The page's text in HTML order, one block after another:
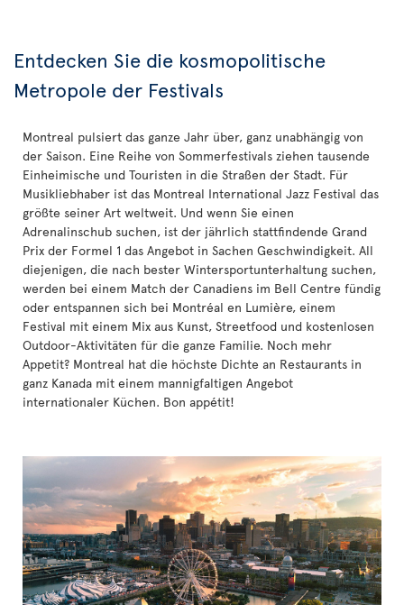
Entdecken Sie die kosmopolitische
Metropole der Festivals
Montreal pulsiert das ganze Jahr über, ganz unabhängig von
der Saison. Eine Reihe von Sommerfestivals ziehen tausende
Einheimische und Touristen in die Straßen der Stadt. Für
Musikliebhaber ist das Montreal International Jazz Festival das
größte seiner Art weltweit. Und wenn Sie einen
Adrenalinschub suchen, ist der jährlich stattfindende Grand
Prix der Formel 1 das Angebot in Sachen Geschwindigkeit. All
diejenigen, die nach bester Wintersportunterhaltung suchen,
werden bei einem Match der Canadiens im Bell Centre fündig
oder entspannen sich bei Montréal en Lumière, einem
Festival mit einem Mix aus Kunst, Streetfood und kostenlosen
Outdoor-Aktivitäten für die ganze Familie. Noch mehr
Appetit? Montreal hat die höchste Dichte an Restaurants in
ganz Kanada mit einem mannigfaltigen Angebot
internationaler Küchen. Bon appétit!